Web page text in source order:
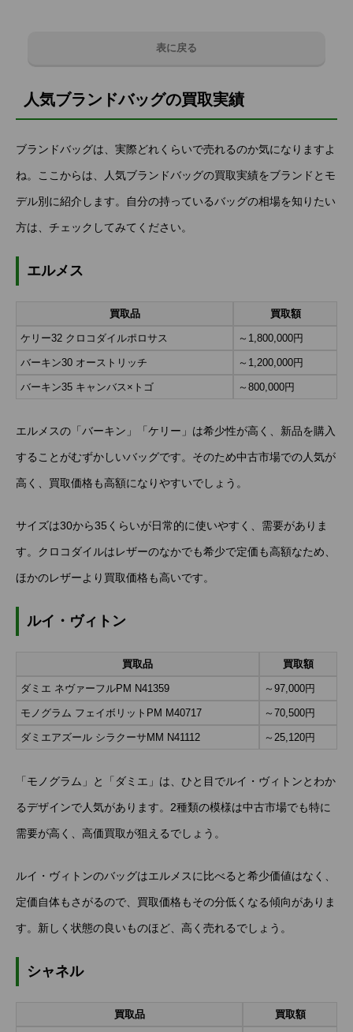
表に戻る
人気ブランドバッグの買取実績
ブランドバッグは、実際どれくらいで売れるのか気になりますよ
ね。ここからは、人気ブランドバッグの買取実績をブランドとモ
デル別に紹介します。自分の持っているバッグの相場を知りたい
方は、チェックしてみてください。
エルメス
買取品 買取額
ケリー32 クロコダイルポロサス ～1,800,000円
バーキン30 オーストリッチ ～1,200,000円
バーキン35 キャンバス×トゴ ～800,000円
エルメスの「バーキン」「ケリー」は希少性が高く、新品を購入
することがむずかしいバッグです。そのため中古市場での人気が
高く、買取価格も高額になりやすいでしょう。
サイズは30から35くらいが日常的に使いやすく、需要がありま
す。クロコダイルはレザーのなかでも希少で定価も高額なため、
ほかのレザーより買取価格も高いです。
ルイ・ヴィトン
買取品 買取額
ダミエ ネヴァーフルPM N41359 ～97,000円
モノグラム フェイボリットPM M40717 ～70,500円
ダミエアズール シラクーサMM N41112 ～25,120円
「モノグラム」と「ダミエ」は、ひと目でルイ・ヴィトンとわか
るデザインで人気があります。2種類の模様は中古市場でも特に
需要が高く、高価買取が狙えるでしょう。
ルイ・ヴィトンのバッグはエルメスに比べると希少価値はなく、
定価自体もさがるので、買取価格もその分低くなる傾向がありま
す。新しく状態の良いものほど、高く売れるでしょう。
シャネル
買取品 買取額